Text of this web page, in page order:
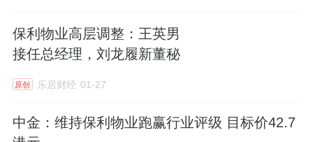
保利物业高层调整：王英男
接任总经理，刘龙履新董秘
原创 乐居财经 01-27
中金：维持保利物业跑赢行业评级 目标价42.7